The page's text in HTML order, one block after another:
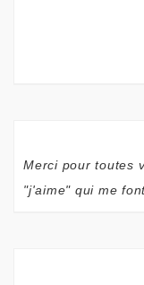
Merci pour toutes
"j'aime" qui me